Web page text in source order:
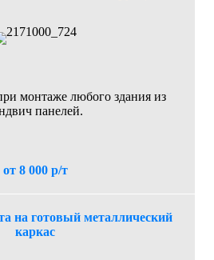
монтаже любого здания из
панелей.
от 8 000 р/т
на готовый металлический
каркас